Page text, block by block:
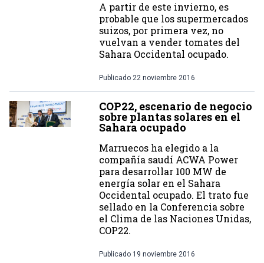
A partir de este invierno, es
probable que los supermercados
suizos, por primera vez, no
vuelvan a vender tomates del
Sahara Occidental ocupado.
Publicado 22 noviembre 2016
COP22, escenario de negocio
sobre plantas solares en el
Sahara ocupado
Marruecos ha elegido a la
compañía saudí ACWA Power
para desarrollar 100 MW de
energía solar en el Sahara
Occidental ocupado. El trato fue
sellado en la Conferencia sobre
el Clima de las Naciones Unidas,
COP22.
Publicado 19 noviembre 2016